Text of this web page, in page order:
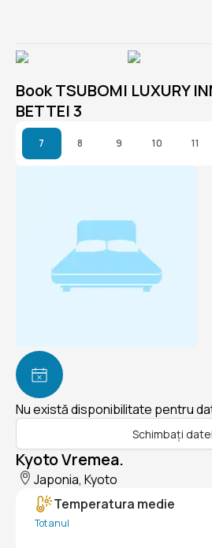
Book TSUBOMI LUXURY
BETTEI 3
7 8 9 10 11
Nu există disponibilitate pentru
Schimbați
Kyoto Vremea.
Japonia, Kyoto
Temperatura medie
Tot anul